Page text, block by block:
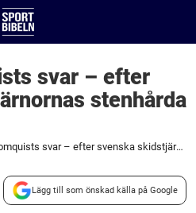
svar – efter
stenhårda
Anders Blomquists svar – efter svenska skidstjärnornas stenhårda sågning
Lägg till som önskad källa på Google